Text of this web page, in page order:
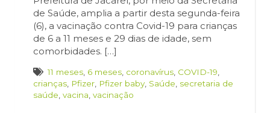
de Saúde, amplia a partir desta segunda-feira
(6), a vacinação contra Covid-19 para crianças
de 6 a 11 meses e 29 dias de idade, sem
comorbidades. […]
11 meses 6 meses coronavírus COVID-19
crianças Pfizer Pfizer baby Saúde secretaria de
saúde vacina vacinação